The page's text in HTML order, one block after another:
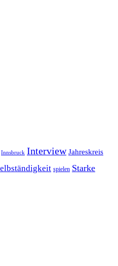
Innsbruck Interview Jahreskreis
spielen Starke